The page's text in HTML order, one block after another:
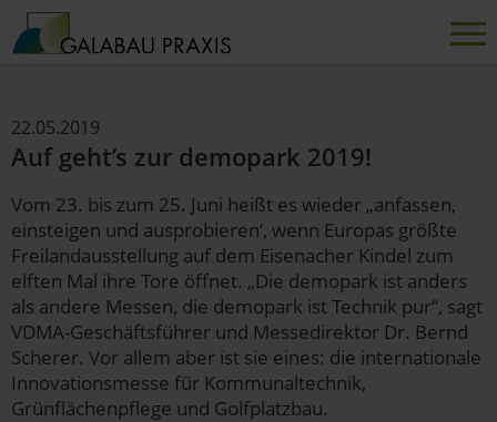
22.05.2019
Auf geht’s zur demopark 2019!
Vom 23. bis zum 25. Juni heißt es wieder „anfassen,
einsteigen und ausprobieren‘, wenn Europas größte
Freilandausstellung auf dem Eisenacher Kindel zum
elften Mal ihre Tore öffnet. „Die demopark ist anders
als andere Messen, die demopark ist Technik pur“, sagt
VDMA-Geschäftsführer und Messedirektor Dr. Bernd
Scherer. Vor allem aber ist sie eines: die internationale
Innovationsmesse für Kommunaltechnik,
Grünflächenpflege und Golfplatzbau.